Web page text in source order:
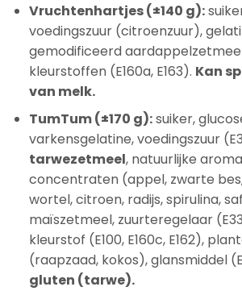
Vruchtenhartjes (±140 g):
voedingszuur (citroenzuur),
gemodificeerd
kleurstoffen (E160a, E163). Kan
van melk.
TumTum (±170 g):suiker,
varkensgelatine, voedingszuur
tarwezetmeel, natuurlijke
concentraten (appel, zwarte
wortel, citroen, radijs, spirulina,
maïszetmeel, zuurteregelaar
kleurstof (E100, E160c, E162),
(raapzaad, kokos), glansmiddel
gluten (tarwe).